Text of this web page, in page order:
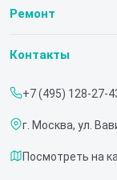
О нашем сервисе
Срочный ремонт
Доставка и
Диагностика
Ремонт
Телевизоров
Контакты
+7 (495) 128-27-
г. Москва, ул.
Посмотреть на